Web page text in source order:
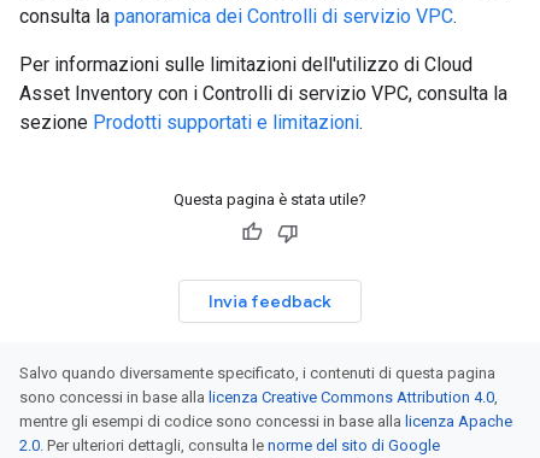
consulta la panoramica dei Controlli di servizio VPC.
Per informazioni sulle limitazioni dell'utilizzo di Cloud
Asset Inventory con i Controlli di servizio VPC, consulta la
sezione Prodotti supportati e limitazioni.
Questa pagina è stata utile?
Invia feedback
Salvo quando diversamente specificato, i contenuti di questa pagina
sono concessi in base alla licenza Creative Commons Attribution 4.0,
mentre gli esempi di codice sono concessi in base alla licenza Apache
2.0. Per ulteriori dettagli, consulta le norme del sito di Google